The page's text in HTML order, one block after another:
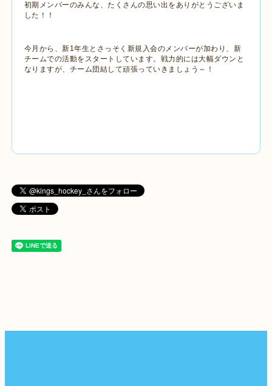
初期メンバーのみんな、たくさんの思い出をありがとうございま
した！！
今月から、新1年生とさっそく新規入会のメンバーが加わり、新
チームでの活動をスタートしています。戦力的には大幅ダウンと
なりますが、チーム団結して頑張っていきましょう～！